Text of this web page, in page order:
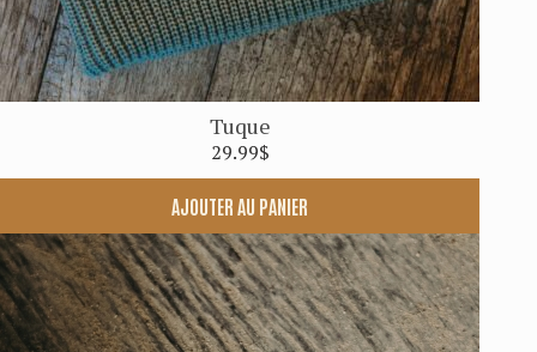
Tuque
29.99$
AJOUTER AU PANIER